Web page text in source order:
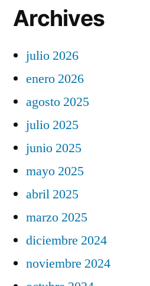
Archives
julio 2026
enero 2026
agosto 2025
julio 2025
junio 2025
mayo 2025
abril 2025
marzo 2025
diciembre 2024
noviembre 2024